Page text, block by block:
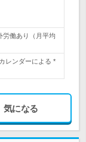
働あり（月平均
レンダーによる *
気になる